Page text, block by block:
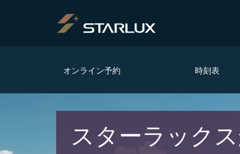
オンライン予約 時刻表
スターラック